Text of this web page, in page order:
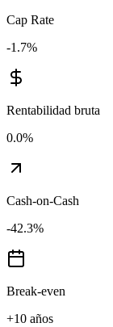
Cap Rate
-1.7%
Rentabilidad bruta
0.0%
Cash-on-Cash
-42.3%
Break-even
+10 años